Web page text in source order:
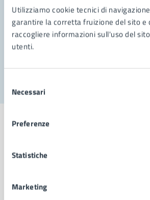
Utilizziamo cookie tecnici di
garantire la corretta fruizione del sito e
raccogliere informazioni sull'uso del
utenti.
delNecessari
Preferenze
Statistiche
Marketing
Prenota appuntamento
Problemi in città
Comune di Napoli
AMMINISTRAZIONE